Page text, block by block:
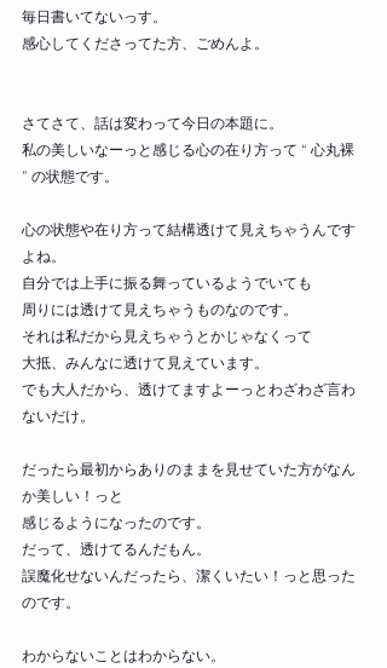
毎日書いてないっす。
感心してくださってた方、ごめんよ。
さてさて、話は変わって今日の本題に。
私の美しいなーっと感じる心の在り方って “ 心丸裸
” の状態です。
心の状態や在り方って結構透けて見えちゃうんです
よね。
自分では上手に振る舞っているようでいても
周りには透けて見えちゃうものなのです。
それは私だから見えちゃうとかじゃなくって
大抵、みんなに透けて見えています。
でも大人だから、透けてますよーっとわざわざ言わ
ないだけ。
だったら最初からありのままを見せていた方がなん
か美しい！っと
感じるようになったのです。
だって、透けてるんだもん。
誤魔化せないんだったら、潔くいたい！っと思った
のです。
わからないことはわからない。